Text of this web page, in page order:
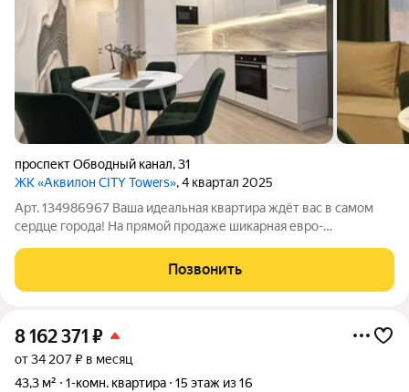
проспект Обводный канал,31
ЖК «Аквилон CITY Towers», 4 квартал 2025
Арт. 134986967 Ваша идеальная квартира ждёт вас в самом
сердце города! На прямой продаже шикарная евро-
Жилой комплекс "Сити Тауэрс" который уютно расположился
на пересечении проспекта Обводный
Позвонить
8 162 371 ₽
от 34 207 ₽ в месяц
43,3 м²
1-комн. квартира 15 этаж из 16